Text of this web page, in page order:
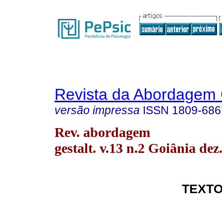
Revista da Abordagem
versão impressa ISSN 1809-
Rev. abordagem
gestalt. v.13 n.2 Goiânia